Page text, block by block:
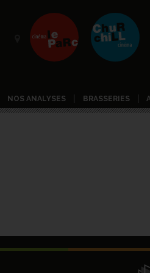
NOS ANALYSES BRASSERIES